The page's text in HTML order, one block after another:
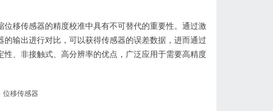
移传感器的精度校准中具有不可替代的重要性。通过激
输出进行对比，可以获得传感器的误差数据，进而通过
、非接触式、高分辨率的优点，广泛应用于需要高精度
位移传感器